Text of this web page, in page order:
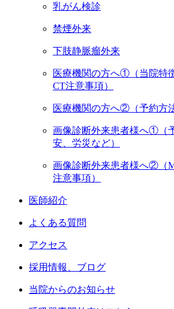
乳がん検診
禁煙外来
下肢静脈瘤外来
医療機関の方へ①（当院特
CT注意事項）
医療機関の方へ②（予約方
画像診断外来患者様へ①（
安、労災など）
画像診断外来患者様へ②（
注意事項）
医師紹介
よくある質問
アクセス
採用情報、ブログ
当院からのお知らせ